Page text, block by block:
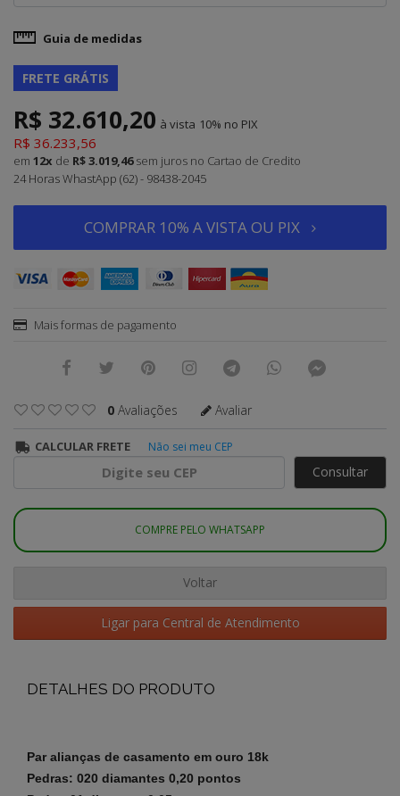
Guia de medidas
FRETE GRÁTIS
R$ 32.610,20 à vista 10%
R$ 36.233,56
em 12x de R$ 3.019,46 sem juros no Cartao de Credito
24 Horas WhastApp (62) - 98438-2045
COMPRAR 10% A VISTA OU PIX
Mais formas de pagamento
0 Avaliações Avaliar
CALCULAR FRETE Não sei meu CEP
Consultar
COMPRE PELO WHATSAPP
Voltar
Ligar para Central de Atendimento
DETALHES DO PRODUTO
Par alianças de casamento em ouro 18k
Pedras: 020 diamantes 0,20 pontos